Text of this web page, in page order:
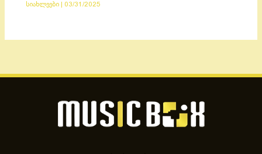
სიახლეები 03/31/2025